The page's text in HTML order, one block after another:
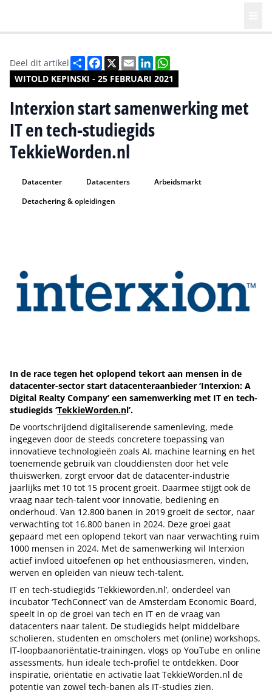
WITOLD KEPINSKI - 25 FEBRUARI 2021
Deel dit artikel DeelFacebook
X EmailLinkedIn
Interxion start samenwerking met
IT en tech-studiegids
TekkieWorden.nl
Datacenter Datacenters
Arbeidsmarkt
Detachering & opleidingen
In de race tegen het oplopend tekort aan mensen in de
datacenter-sector start datacenteraanbieder ‘Interxion: A
Digital Realty Company’ een samenwerking met IT en tech-
studiegids ‘TekkieWorden.nl’.
De voortschrijdend digitaliserende samenleving, mede
ingegeven door de steeds concretere toepassing van
innovatieve technologieën zoals AI, machine learning en het
toenemende gebruik van clouddiensten door het vele
thuiswerken, zorgt ervoor dat de datacenter-industrie
jaarlijks met 10 tot 15 procent groeit. Daarmee stijgt ook de
vraag naar tech-talent voor innovatie, bediening en
onderhoud. Van 12.800 banen in 2019 groeit de sector, naar
verwachting tot 16.800 banen in 2024. Deze groei gaat
gepaard met een oplopend tekort van naar verwachting ruim
1000 mensen in 2024. Met de samenwerking wil Interxion
actief invloed uitoefenen op het enthousiasmeren, vinden,
werven en opleiden van nieuw tech-talent.
IT en tech-studiegids ‘Tekkieworden.nl’, onderdeel van
incubator ‘TechConnect’ van de Amsterdam Economic Board,
speelt in op de groei van tech en IT en de vraag van
datacenters naar talent. De studiegids helpt middelbare
scholieren, studenten en omscholers met (online) workshops,
IT-loopbaanoriëntatie-trainingen, vlogs op YouTube en online
assessments, hun ideale tech-profiel te ontdekken. Door
inspiratie, oriëntatie en activatie laat TekkieWorden.nl de
potentie van zowel tech-banen als IT-studies zien.